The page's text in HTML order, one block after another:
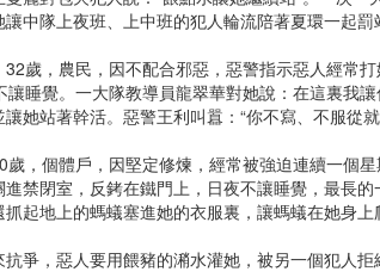
中隊上夜班、上中班的犯人輪流陪著夏環一起罰
歲，農民，因不配合邪惡，惡警指示惡人經常
讓睡覺。一大隊教導員龍翠華對她說：在這裏我
她站著幹活。惡警王利叫囂：“你不寫、不服從
歲，個體戶，因堅定修煉，經常被強迫連續一個
禁閉室，反銬在鐵門上，日夜不讓睡覺，最長
起地上的螞蟻塞進她的衣服裏，讓螞蟻在她身上
爭，惡人要用餵豬的潲水灌她，被另一個犯人拒